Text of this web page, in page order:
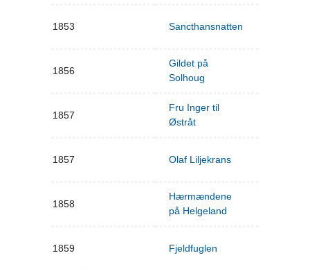
1853 Sancthansnatten
1856
Gildet på
Solhoug
1857
Fru Inger til
Østråt
1857 Olaf Liljekrans
1858
Hærmændene
på Helgeland
1859 Fjeldfuglen